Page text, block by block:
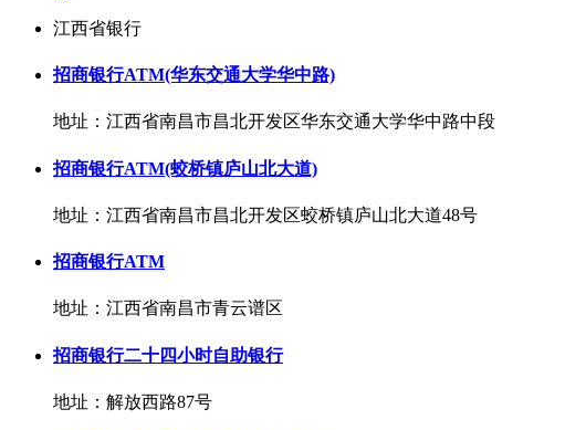
江西省银行
招商银行ATM(华东交通大学华中路)
地址：江西省南昌市昌北开发区华东交通大学华中路中段
招商银行ATM(蛟桥镇庐山北大道)
地址：江西省南昌市昌北开发区蛟桥镇庐山北大道48号
招商银行ATM
地址：江西省南昌市青云谱区
招商银行二十四小时自助银行
地址：解放西路87号